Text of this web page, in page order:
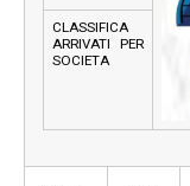
CLASSIFICA
ARRIVATI PER
SOCIETA